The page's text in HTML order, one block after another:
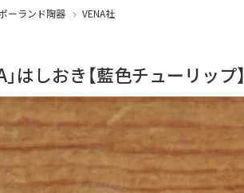
ーランド陶器 VENA社
」はしおき【藍色チューリップ】